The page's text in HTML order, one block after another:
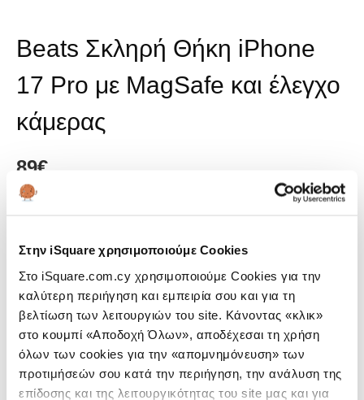
Στην iSquare χρησιμοποιούμε Cookies
Στο iSquare.com.cy χρησιμοποιούμε Cookies για την
καλύτερη περιήγηση και εμπειρία σου και για τη
βελτίωση των λειτουργιών του site. Κάνοντας «κλικ»
στο κουμπί «Αποδοχή Όλων», αποδέχεσαι τη χρήση
όλων των cookies για την «απομνημόνευση» των
προτιμήσεών σου κατά την περιήγηση, την ανάλυση της
επίδοσης και της λειτουργικότητας του site μας και για
Beats Σκληρή Θήκη iPhone
17 Pro με MagSafe και έλεγχο
κάμερας
89€
2 έτη εγγύηση
Η διετής εγγύηση ισχύει μόνο για πωλήσεις προς καταναλωτές/φυσικά
πρόσωπα που λαμβάνουν απόδειξη λιανικών συναλλαγών.
ΔΕΣ ΕΔΏ ΠΟΥ ΜΠΟΡΕΊΣ ΝΑ ΤΟ ΑΓΟΡΆΣΕΙΣ